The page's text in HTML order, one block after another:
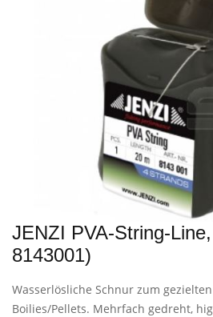
JENZI PVA-String-
8143001)
Wasserlösliche Schnur zum
Boilies/Pellets. Mehrfach gedreht,